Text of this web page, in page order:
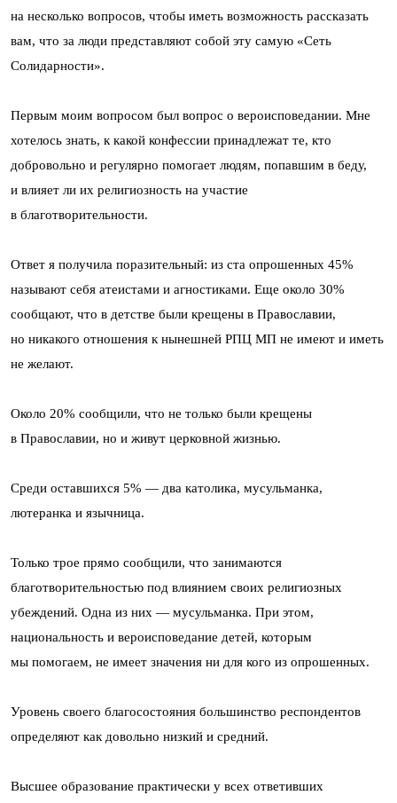
на несколько вопросов, чтобы иметь возможность рассказать
вам, что за люди представляют собой эту самую «Сеть
Солидарности».
Первым моим вопросом был вопрос о вероисповедании. Мне
хотелось знать, к какой конфессии принадлежат те, кто
добровольно и регулярно помогает людям, попавшим в беду,
и влияет ли их религиозность на участие
в благотворительности.
Ответ я получила поразительный: из ста опрошенных 45%
называют себя атеистами и агностиками. Еще около 30%
сообщают, что в детстве были крещены в Православии,
но никакого отношения к нынешней РПЦ МП не имеют и иметь
не желают.
Около 20% сообщили, что не только были крещены
в Православии, но и живут церковной жизнью.
Среди оставшихся 5% — два католика, мусульманка,
лютеранка и язычница.
Только трое прямо сообщили, что занимаются
благотворительностью под влиянием своих религиозных
убеждений. Одна из них — мусульманка. При этом,
национальность и вероисповедание детей, которым
мы помогаем, не имеет значения ни для кого из опрошенных.
Уровень своего благосостояния большинство респондентов
определяют как довольно низкий и средний.
Высшее образование практически у всех ответивших